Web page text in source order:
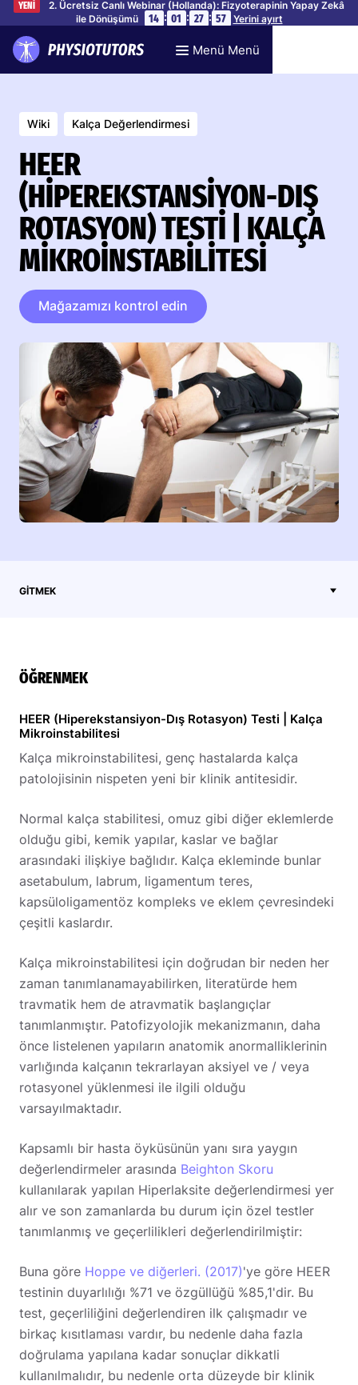
YENİ
2. Ücretsiz Canlı Webinar (Hollanda): Fizyoterapinin Yapay Zekâ
ile Dönüşümü
14 : 01 : 27 : 56 Yerini ayırt
Menü Menü
Wiki Kalça Değerlendirmesi
HEER
(HIPEREKSTANSIYON-DIŞ
ROTASYON) TESTI | KALÇA
MIKROINSTABILITESI
Mağazamızı kontrol edin
GITMEK
ÖĞRENMEK
HEER (Hiperekstansiyon-Dış Rotasyon) Testi | Kalça
Mikroinstabilitesi
Kalça mikroinstabilitesi, genç hastalarda kalça
patolojisinin nispeten yeni bir klinik antitesidir.
Normal kalça stabilitesi, omuz gibi diğer eklemlerde
olduğu gibi, kemik yapılar, kaslar ve bağlar
arasındaki ilişkiye bağlıdır. Kalça ekleminde bunlar
asetabulum, labrum, ligamentum teres,
kapsüloligamentöz kompleks ve eklem çevresindeki
çeşitli kaslardır.
Kalça mikroinstabilitesi için doğrudan bir neden her
zaman tanımlanamayabilirken, literatürde hem
travmatik hem de atravmatik başlangıçlar
tanımlanmıştır. Patofizyolojik mekanizmanın, daha
önce listelenen yapıların anatomik anormalliklerinin
varlığında kalçanın tekrarlayan aksiyel ve / veya
rotasyonel yüklenmesi ile ilgili olduğu
varsayılmaktadır.
Kapsamlı bir hasta öyküsünün yanı sıra yaygın
değerlendirmeler arasında Beighton Skoru
kullanılarak yapılan Hiperlaksite değerlendirmesi yer
alır ve son zamanlarda bu durum için özel testler
tanımlanmış ve geçerlilikleri değerlendirilmiştir:
Buna göre Hoppe ve diğerleri. (2017)'ye göre HEER
testinin duyarlılığı %71 ve özgüllüğü %85,1'dir. Bu
test, geçerliliğini değerlendiren ilk çalışmadır ve
birkaç kısıtlaması vardır, bu nedenle daha fazla
doğrulama yapılana kadar sonuçlar dikkatli
kullanılmalıdır, bu nedenle orta düzeyde bir klinik